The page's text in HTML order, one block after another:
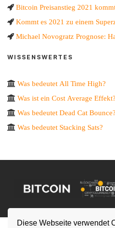
Diese Webseite verwendet
Bitcoin Preisanstieg 2021
Kommt es 2021 zu einem
Michael Novogratz Prognose:
WISSENSWERTES
Was bedeutet All Time High?
Was ist ein Cost Average Effekt?
Was bedeutet Dead Cat Bounce?
Was bedeutet Stacking Sats?